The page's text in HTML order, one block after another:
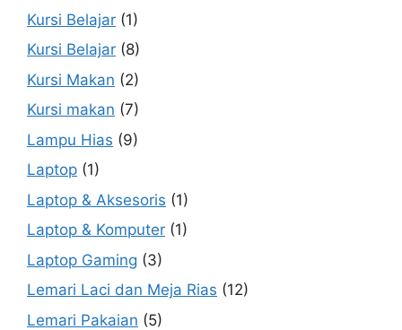
Kursi Belajar (1)
Kursi Belajar (8)
Kursi Makan (2)
Kursi makan (7)
Lampu Hias (9)
Laptop (1)
Laptop & Aksesoris (1)
Laptop & Komputer (1)
Laptop Gaming (3)
Lemari Laci dan Meja Rias (12)
Lemari Pakaian (5)